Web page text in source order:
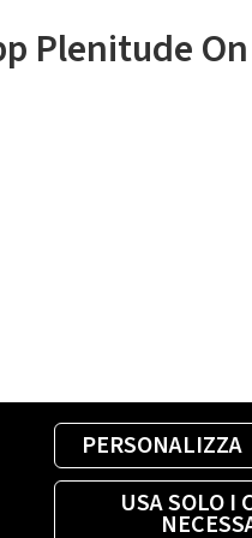
PERSONALIZZA
USA SOLO I
Plenitude